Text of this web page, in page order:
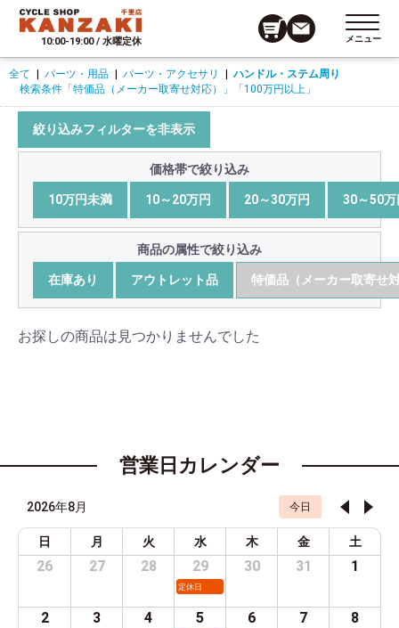
10:00-19:00 / 水曜定休 メニュー
全て パーツ・用品 パーツ・アクセサリ
ハンドル・ステム周り
検索条件 「特価品（メーカー取寄せ対応）」 「100万円以上」
絞り込みフィルターを非表示
価格帯で絞り込み
10万円未満 10～20万円 20～30万円 30～50万
商品の属性で絞り込み
在庫あり アウトレット品 特価品（メーカー取寄せ
お探しの商品は見つかりませんでした
営業日カレンダー
2026年8月 今日
日 月 火 水 木 金 土
26 27 28 29
定休日
30 31 1
2 3 4 5 6 7 8